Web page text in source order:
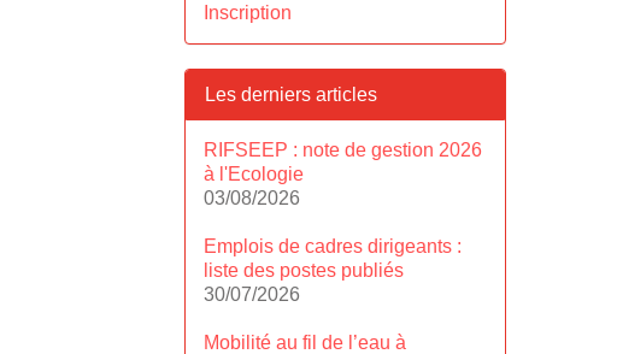
Inscription
Les derniers articles
RIFSEEP : note de gestion 2026
à l'Ecologie
03/08/2026
Emplois de cadres dirigeants :
liste des postes publiés
30/07/2026
Mobilité au fil de l’eau à